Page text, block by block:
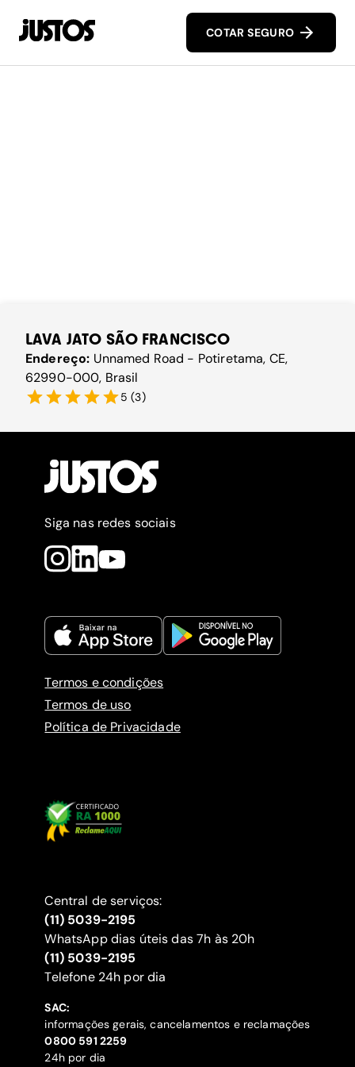
COTAR SEGURO
LAVA JATO SÃO FRANCISCO
Endereço: Unnamed Road - Potiretama, CE,
62990-000, Brasil
5 (3)
Siga nas redes sociais
Termos e condições
Termos de uso
Política de Privacidade
Central de serviços:
(11) 5039-2195
WhatsApp dias úteis das 7h às 20h
(11) 5039-2195
‍Telefone 24h por dia
SAC:
informações gerais, cancelamentos e reclamações
‍0800 591 2259
24h por dia